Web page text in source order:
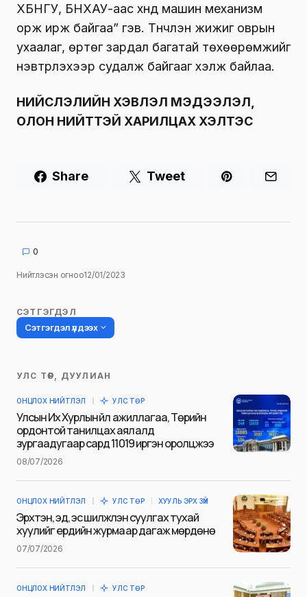
ХБНГУ, БНХАУ-аас хүнд машин механизм
орж ирж байгаа” гэв. Түүнчлэн жижиг оврын
ухаалаг, өртөг зардал багатай төхөөрөмжийг
нэвтрүүлэхээр судалж байгааг хэлж байлаа.
НИЙСЛЭЛИЙН ХЭВЛЭЛ МЭДЭЭЛЭЛ,
ОЛОН НИЙТТЭЙ ХАРИЛЦАХ ХЭЛТЭС
Share Tweet
0
Нийтлэсэн огноо12/01/2023
СЭТГЭГДЭЛ
Сэтгэгдэл үлдээх
Таны имэйл хаягийг нийтлэхгүй.
тэмдэглэсэн
Сэтгэгдэл*
Name
УЛС ТӨР, ДУУЛИАН
ОНЦЛОХ НИЙТЛЭЛ УЛС ТӨР
Улсын Их Хурлын үйл ажиллагаа, Төрийн
ордонтой танилцах аялалд
зургаадугаар сард 11019 иргэн оролцжээ
08/07/2026
ОНЦЛОХ НИЙТЛЭЛ УЛС ТӨР ХУУЛЬ ЭРХ ЗҮЙ
Эрхтэн, эд, эс шилжүүлэн суулгах тухай
хуулийг ердийн журмаар дагаж мөрдөнө
07/07/2026
ОНЦЛОХ НИЙТЛЭЛ УЛС ТӨР